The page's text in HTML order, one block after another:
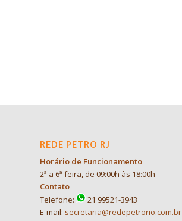
REDE PETRO RJ
Horário de Funcionamento
2ª a 6ª feira, de 09:00h às 18:00h
Contato
Telefone:
21 99521-3943
E-mail: secretaria@redepetrorio.com.br